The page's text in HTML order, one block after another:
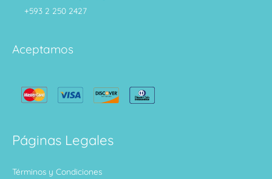
+593 2 250 2427
Aceptamos
Páginas Legales
Términos y Condiciones